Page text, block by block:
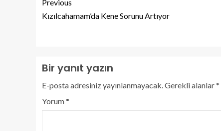
Previous
Kızılcahamam’da Kene Sorunu Artıyor
Bir yanıt yazın
E-posta adresiniz yayınlanmayacak. Gerekli alanlar*
Yorum*